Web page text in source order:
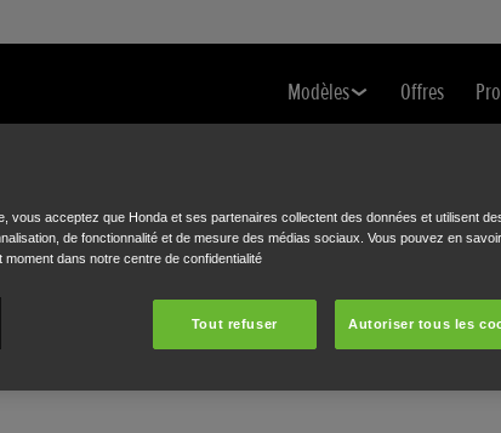
Modèles Offres
vous acceptez que Honda et ses partenaires collectent des données et utilisent
de fonctionnalité et de mesure des médias sociaux. Vous pouvez en
dans notre centre de confidentialité
Tout refuser Autoriser tous les